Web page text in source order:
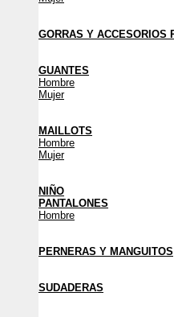
GORRAS Y ACCESORIOS
GUANTES
Hombre
Mujer
MAILLOTS
Hombre
Mujer
NIÑO
PANTALONES
Hombre
PERNERAS Y MANGUITOS
SUDADERAS